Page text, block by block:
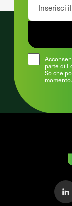
parte di
So che
momento.